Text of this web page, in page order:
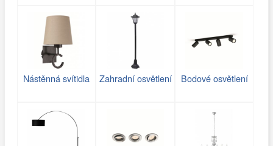
Nástěnná svítidla Zahradní osvětlení Bodové osvětlení